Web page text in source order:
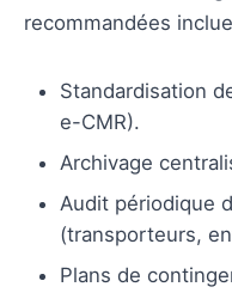
recommandées
Standardisation
e-CMR).
Archivage
Audit périodique
(transporteurs,
Plans de